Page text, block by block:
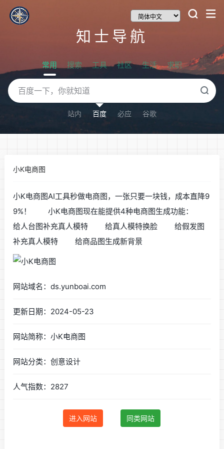
知士导航
常用 搜索 工具 社区 生活 求职
站内 百度 必应 谷歌
小K电商图
小K电商图AI工具秒做电商图，一张只要一块钱，成本直降9
9%！ 小K电商图现在能提供4种电商图生成功能：
给人台图补充真人模特 给真人模特换脸 给假发图
补充真人模特 给商品图生成新背景
网站域名：ds.yunboai.com
更新日期：2024-05-23
网站简称：小K电商图
网站分类：创意设计
人气指数：2827
进入网站 同类网站